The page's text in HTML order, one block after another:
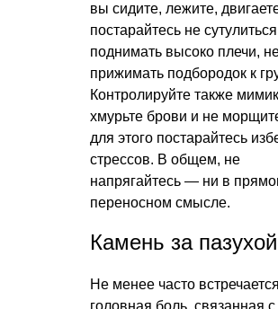
вы сидите, лежите,
постарайтесь не
поднимать высоко плечи,
прижимать подбородок к
Контролируйте также
хмурьте брови и не
для этого постарайтесь
стрессов. В общем, не
напрягайтесь — ни в
переносном смысле.
Камень за пазухой
Не менее часто встречается